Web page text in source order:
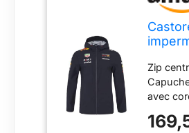
Red
Marine
(FR/
Alpha/
Zip
avec